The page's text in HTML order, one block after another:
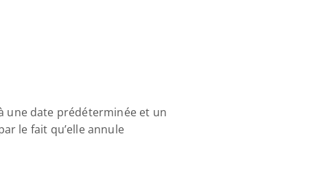
une date prédéterminée et un
le fait qu’elle annule